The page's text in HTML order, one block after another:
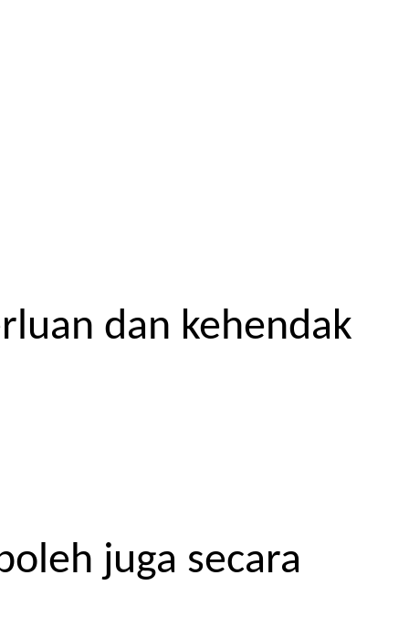
dan kehendak
juga secara